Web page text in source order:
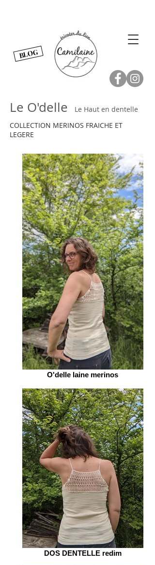
BLOG
Le O'delle
Le Haut en dentelle
COLLECTION MERINOS FRAICHE ET
LEGERE
O'delle laine merinos
DOS DENTELLE redim